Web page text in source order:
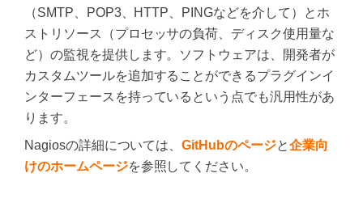
（SMTP、POP3、HTTP、PINGなどを介して）とホ
ストリソース（プロセッサの負荷、ディスク使用量な
ど）の監視を提供します。ソフトウェアは、開発者が
カスタムツールを追加することができるプラグインイ
ンターフェースを持っているという点でも汎用性があ
ります。
Nagiosの詳細については、GitHubのページと企業向
けのホームページを参照してください。